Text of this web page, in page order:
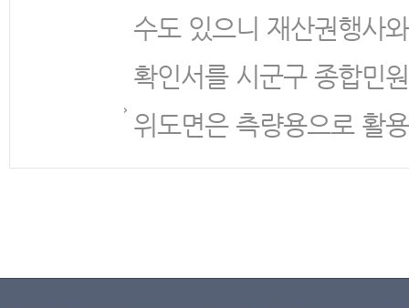
수도 있으니 재산권행사
확인서를 시군구 종합민
위도면은 측량용으로 활